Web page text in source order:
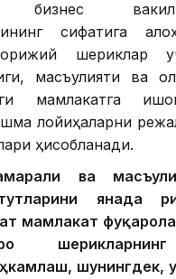
бизнес
сифатига
шериклар
масъулияти ва
мамлакатга
лойиҳаларни
ҳисобланади.
ва
янада
мамлакат
шунингдек,